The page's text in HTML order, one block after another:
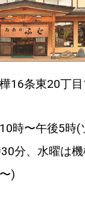
16条東20丁
時〜午後5時(
分、水曜は
)